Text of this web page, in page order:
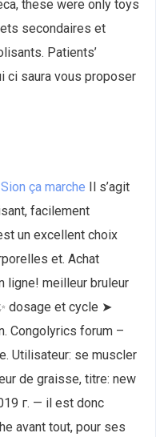
these were only toys
secondaires et
Patients’
ci saura vous proposer
ça marche Il s’agit
facilement
un excellent choix
et. Achat
ligne! meilleur bruleur
dosage et cycle ➤
Congolyrics forum –
Utilisateur: se muscler
de graisse, titre: new
г. — il est donc
avant tout, pour ses